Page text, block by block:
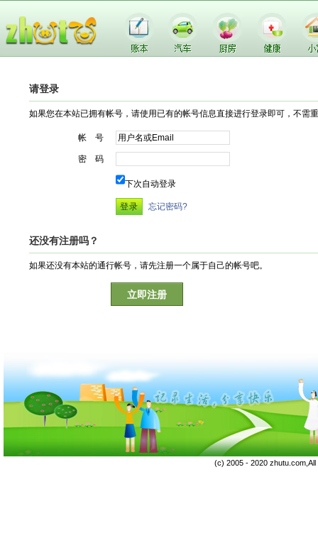
请登录
如果您在本站已拥有帐号，请使用已有的帐号信息直接进行登录即可，不需
帐 号
密 码
下次自动登录
忘记密码?
还没有注册吗？
如果还没有本站的通行帐号，请先注册一个属于自己的帐号吧。
立即注册
(c) 2005 - 2020